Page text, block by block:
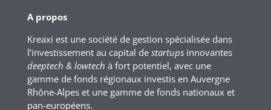
A propos
Kreaxi est une société de gestion spécialisée dans
l’investissement au capital de startupsinnovantes
deeptech & lowtech à fort potentiel, avec une
gamme de fonds régionaux investis en Auvergne
Rhône-Alpes et une gamme de fonds nationaux et
pan-européens.